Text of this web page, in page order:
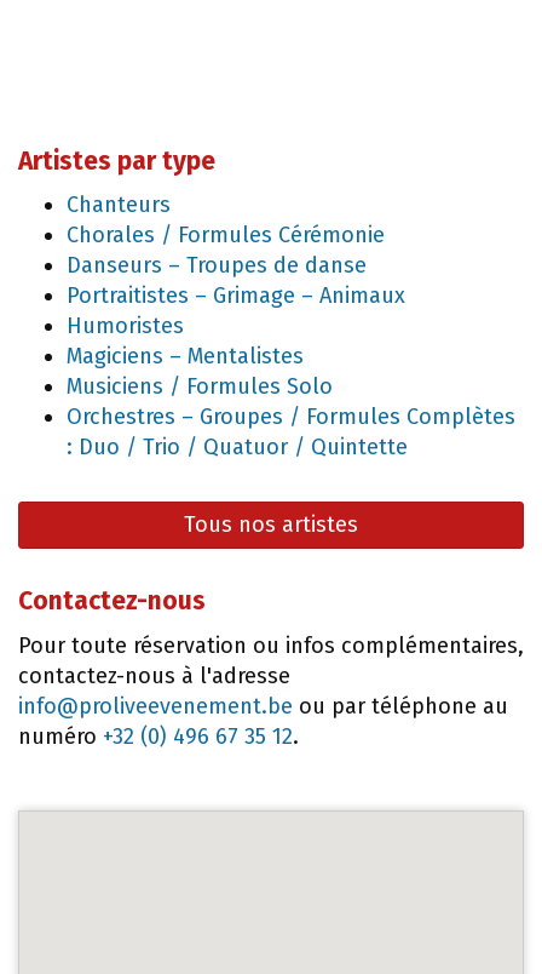
Artistes par type
Chanteurs
Chorales / Formules Cérémonie
Danseurs – Troupes de danse
Portraitistes – Grimage – Animaux
Humoristes
Magiciens – Mentalistes
Musiciens / Formules Solo
Orchestres – Groupes / Formules Complètes
: Duo / Trio / Quatuor / Quintette
Tous nos artistes
Contactez-nous
Pour toute réservation ou infos complémentaires,
contactez-nous à l'adresse
info@proliveevenement.be ou par téléphone au
numéro +32 (0) 496 67 35 12.